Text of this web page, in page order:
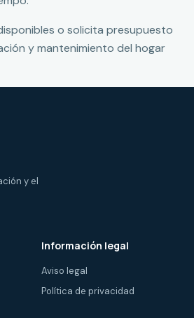
o solicita presupuesto
y mantenimiento del hogar
y el
Información legal
Aviso legal
Política de privacidad